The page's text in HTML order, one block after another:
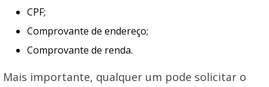
CPF;
Comprovante de endereço;
Comprovante de renda.
Mais importante, qualquer um pode solicitar o